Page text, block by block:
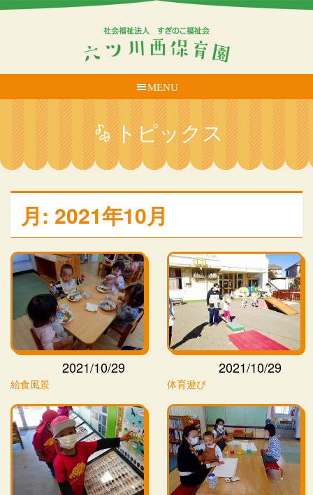
MENU
トピックス
月: 2021年10月
2021/10/29
給食風景
2021/10/29
体育遊び